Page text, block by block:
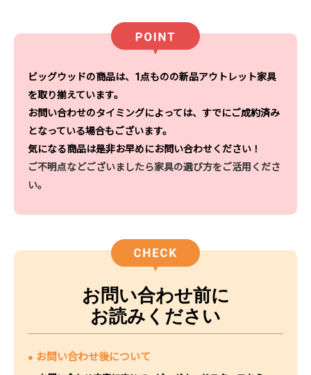
ビッグウッドの商品は、1点ものの新品アウトレット家具
を取り揃えています。
お問い合わせのタイミングによっては、すでにご成約済み
となっている場合もございます。
気になる商品は是非お早めにお問い合わせください！
ご不明点などございましたら家具の選び方をご活用くださ
い。
お問い合わせ前に
お読みください
お問い合わせ後について